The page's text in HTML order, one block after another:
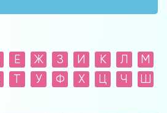
Е Ж З И К Л
М
Т У Ф Х Ц Ч
Ш